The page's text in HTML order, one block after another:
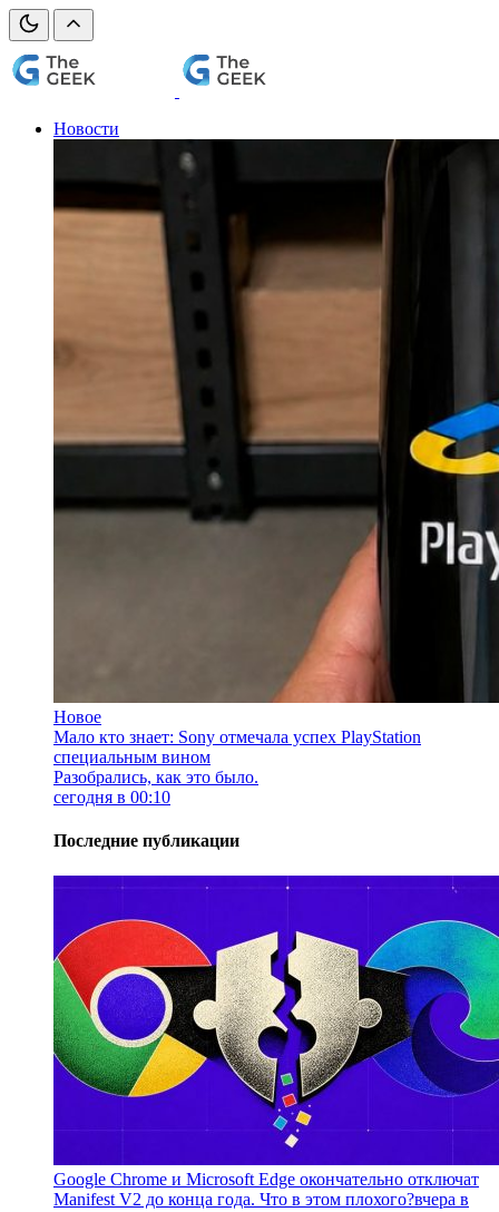
Новости
Новое
Мало кто знает: Sony отмечала успех PlayStation
специальным вином
Разобрались, как это было.
сегодня в 00:10
Последние публикации
Google Chrome и Microsoft Edge окончательно отключат
Manifest V2 до конца года. Что в этом плохого?вчера в